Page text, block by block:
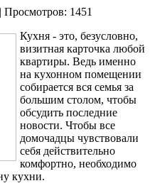
| Просмотров: 1451
Кухня - это, безусловно,
визитная карточка любой
квартиры. Ведь именно
на кухонном помещении
собирается вся семья за
большим столом, чтобы
обсудить последние
новости. Чтобы все
домочадцы чувствовали
себя действительно
комфортно, необходимо
кухни.